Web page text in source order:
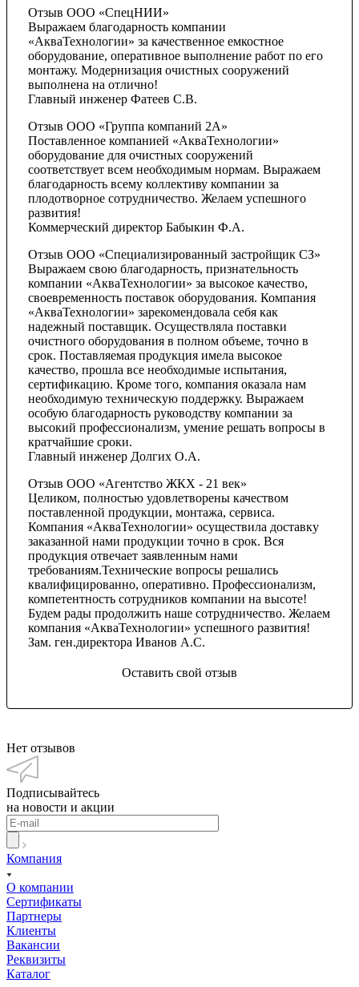
Отзыв ООО «СпецНИИ»
Выражаем благодарность компании
«АкваТехнологии» за качественное емкостное
оборудование, оперативное выполнение работ по его
монтажу. Модернизация очистных сооружений
выполнена на отлично!
Главный инженер Фатеев С.В.
Отзыв ООО «Группа компаний 2А»
Поставленное компанией «АкваТехнологии»
оборудование для очистных сооружений
соответствует всем необходимым нормам. Выражаем
благодарность всему коллективу компании за
плодотворное сотрудничество. Желаем успешного
развития!
Коммерческий директор Бабыкин Ф.А.
Отзыв ООО «Специализированный застройщик СЗ»
Выражаем свою благодарность, признательность
компании «АкваТехнологии» за высокое качество,
своевременность поставок оборудования. Компания
«АкваТехнологии» зарекомендовала себя как
надежный поставщик. Осуществляла поставки
очистного оборудования в полном объеме, точно в
срок. Поставляемая продукция имела высокое
качество, прошла все необходимые испытания,
сертификацию. Кроме того, компания оказала нам
необходимую техническую поддержку. Выражаем
особую благодарность руководству компании за
высокий профессионализм, умение решать вопросы в
кратчайшие сроки.
Главный инженер Долгих О.А.
Отзыв ООО «Агентство ЖКХ - 21 век»
Целиком, полностью удовлетворены качеством
поставленной продукции, монтажа, сервиса.
Компания «АкваТехнологии» осуществила доставку
заказанной нами продукции точно в срок. Вся
продукция отвечает заявленным нами
требованиям.Технические вопросы решались
квалифицированно, оперативно. Профессионализм,
компетентность сотрудников компании на высоте!
Будем рады продолжить наше сотрудничество. Желаем
компания «АкваТехнологии» успешного развития!
Зам. ген.директора Иванов А.С.
Оставить свой отзыв
Нет отзывов
Подписывайтесь
на новости и акции
Компания
О компании
Сертификаты
Партнеры
Клиенты
Вакансии
Реквизиты
Каталог